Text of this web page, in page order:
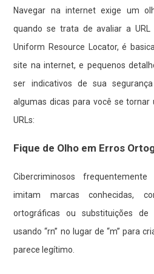
Navegar na internet exige um
quando se trata de avaliar a
Uniform Resource Locator, é
site na internet, e pequenos
ser indicativos de sua
algumas dicas para você se
URLs:
Fique de Olho em Erros
Cibercriminosos
imitam marcas conhecidas,
ortográficas ou substituições de
usando “rn” no lugar de “m” para
parece legítimo.